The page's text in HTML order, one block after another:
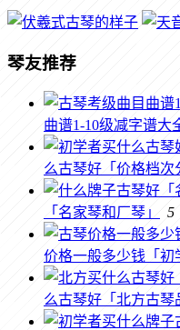
琴友推荐
曲谱1-10级减字谱大
么古琴好「价格档次
「名家琴和厂琴」
5
价格一般多少钱「初
么古琴好「北方古琴